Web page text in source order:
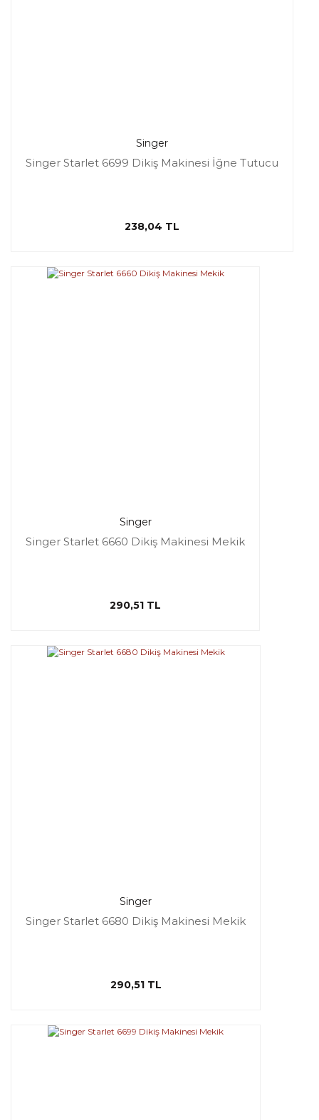
Singer
Singer Starlet 6699 Dikiş Makinesi İğne Tutucu
238,04 TL
Singer
Singer Starlet 6660 Dikiş Makinesi Mekik
290,51 TL
Singer
Singer Starlet 6680 Dikiş Makinesi Mekik
290,51 TL